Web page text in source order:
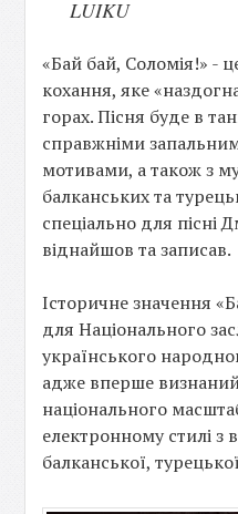
LUIKU
«Бай бай, Соломія!» -
кохання, яке
горах. Пісня буде в
справжніми
мотивами, а також з
балканських та
спеціально для
віднайшов та записав.
Історичне значення
для Національного
українського
адже вперше
національного
електронному стилі з
балканської,